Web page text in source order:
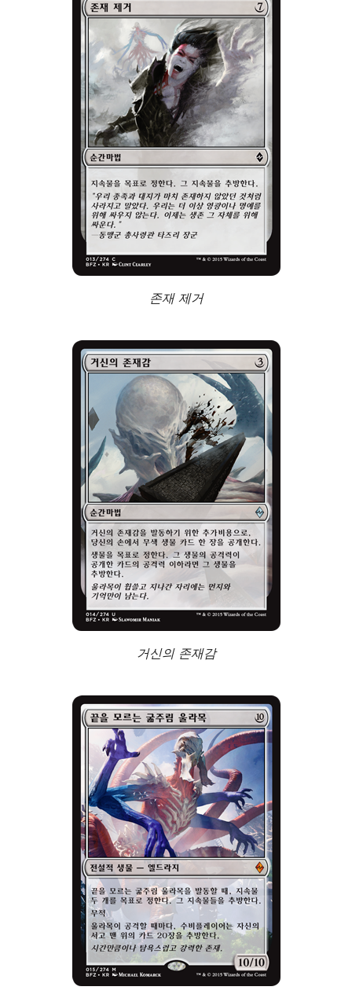
존재 제거
거신의 존재감